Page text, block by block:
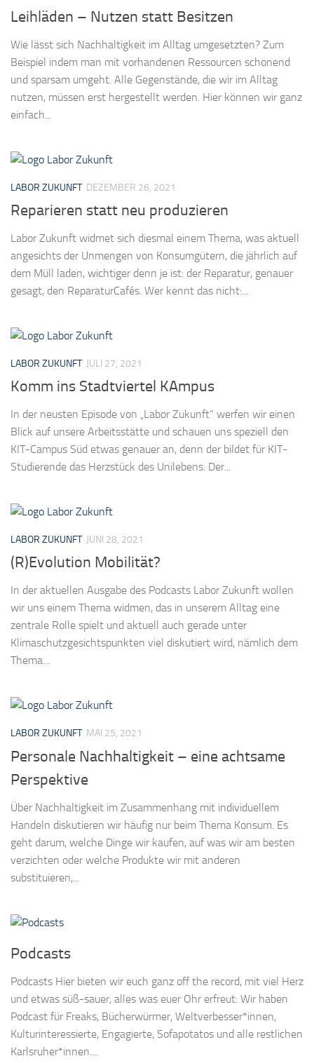
Leihläden – Nutzen statt Besitzen
Wie lässt sich Nachhaltigkeit im Alltag umgesetzten? Zum
Beispiel indem man mit vorhandenen Ressourcen schonend
und sparsam umgeht. Alle Gegenstände, die wir im Alltag
nutzen, müssen erst hergestellt werden. Hier können wir ganz
einfach...
LABOR ZUKUNFT DEZEMBER 26, 2021
Reparieren statt neu produzieren
Labor Zukunft widmet sich diesmal einem Thema, was aktuell
angesichts der Unmengen von Konsumgütern, die jährlich auf
dem Müll laden, wichtiger denn je ist: der Reparatur, genauer
gesagt, den ReparaturCafés. Wer kennt das nicht:...
LABOR ZUKUNFT JULI 27, 2021
Komm ins Stadtviertel KAmpus
In der neusten Episode von „Labor Zukunft“ werfen wir einen
Blick auf unsere Arbeitsstätte und schauen uns speziell den
KIT-Campus Süd etwas genauer an, denn der bildet für KIT-
Studierende das Herzstück des Unilebens. Der...
LABOR ZUKUNFT JUNI 28, 2021
(R)Evolution Mobilität?
In der aktuellen Ausgabe des Podcasts Labor Zukunft wollen
wir uns einem Thema widmen, das in unserem Alltag eine
zentrale Rolle spielt und aktuell auch gerade unter
Klimaschutzgesichtspunkten viel diskutiert wird, nämlich dem
Thema...
LABOR ZUKUNFT MAI 25, 2021
Personale Nachhaltigkeit – eine achtsame
Perspektive
Über Nachhaltigkeit im Zusammenhang mit individuellem
Handeln diskutieren wir häufig nur beim Thema Konsum. Es
geht darum, welche Dinge wir kaufen, auf was wir am besten
verzichten oder welche Produkte wir mit anderen
substituieren,...
Podcasts
Podcasts Hier bieten wir euch ganz off the record, mit viel Herz
und etwas süß-sauer, alles was euer Ohr erfreut: Wir haben
Podcast für Freaks, Bücherwürmer, Weltverbesser*innen,
Kulturinteressierte, Engagierte, Sofapotatos und alle restlichen
Karlsruher*innen....